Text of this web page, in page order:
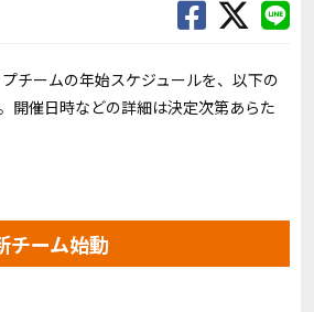
チームの年始スケジュールを、以下の
開催日時などの詳細は決定次第あらた
チーム始動